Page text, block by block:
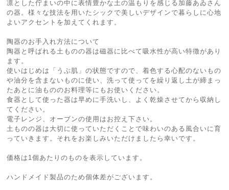
凛とした佇まいの中に表情豊かな土の温もりを感じる加藤あゐさん
の器。様々な技法を用いたシックで美しいデザインで暮らしに心地
よいアクセントを加えてくれます。
陶器のお手入れ方法について
陶器と呼ばれる土ものの器は磁器に比べて吸水性が高い特徴があり
ます。
使いはじめは「うぶ肌」の状態ですので、着色する心配のないもの
や油分を含まないものに使い、洗って使ってを繰り返し土が締まっ
たあとに油もののお料理等にもお使いください。
食器として使った器は早めに手洗いし、よく乾燥させてから収納し
てください。
電子レンジ、オーブンの使用はお控え下さい。
土ものの器は大切に使っていただくことで味わいのある風合いに育
っていきます。それをお楽しみいただけましたら幸いです。
価格は1個あたりのものを表示しています。
ハンドメイド製品のため個体差がございます。